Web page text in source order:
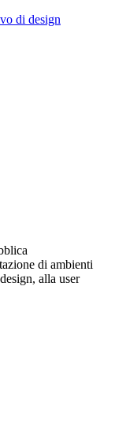
di design
di ambienti
alla user